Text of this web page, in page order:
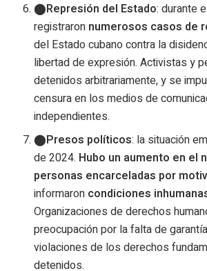
Represión del Estado: durante
registraron numerosos casos de
del Estado cubano contra la
libertad de expresión. Activistas y
detenidos arbitrariamente, y se
censura en los medios de
independientes.
Presos políticos: la situación
de 2024. Hubo un aumento en el
personas encarceladas por
informaron condiciones
Organizaciones de derechos
preocupación por la falta de
violaciones de los derechos
detenidos.